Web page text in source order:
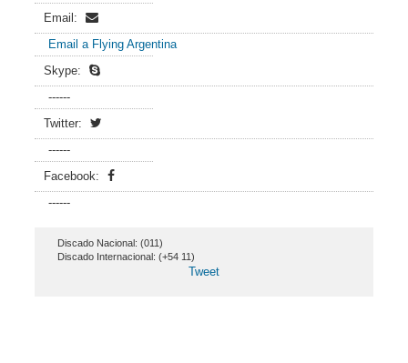
Email:
Email a Flying Argentina
Skype:
------
Twitter:
------
Facebook:
------
Discado Nacional: (011)
Discado Internacional: (+54 11)
Tweet